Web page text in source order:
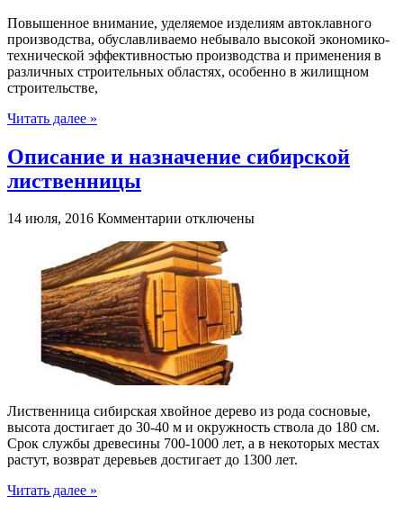
Повышенное внимание, уделяемое изделиям автоклавного
производства, обуславливаемо небывало высокой экономико-
технической эффективностью производства и применения в
различных строительных областях, особенно в жилищном
строительстве,
Читать далее »
Описание и назначение сибирской
лиственницы
14 июля, 2016 Комментарии к
Описание
и
назначение
сибирской
лиственницы
отключены
Лиственница сибирская хвойное дерево из рода сосновые,
высота достигает до 30-40 м и окружность ствола до 180 см.
Срок службы древесины 700-1000 лет, а в некоторых местах
растут, возврат деревьев достигает до 1300 лет.
Читать далее »